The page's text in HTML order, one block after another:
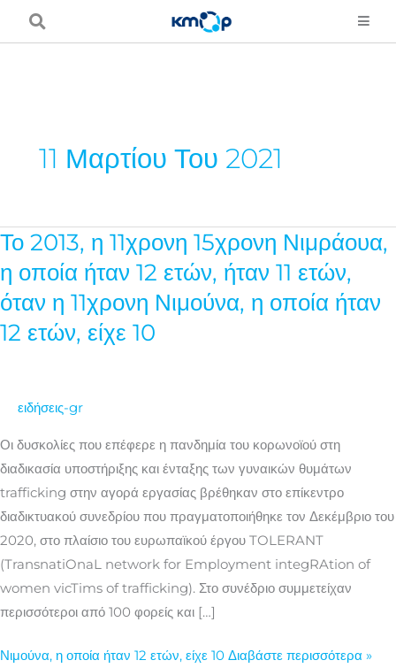
Μετάβαση
11 Μαρτίου Του 2021
Το 2013, η 11χρονη 15χρονη Νιμράουα,
η οποία ήταν 12 ετών, ήταν 11 ετών,
όταν η 11χρονη Νιμούνα, η οποία ήταν
12 ετών, είχε 10
ειδήσεις-gr
Οι δυσκολίες που επέφερε η πανδημία του κορωνοϊού στη
διαδικασία υποστήριξης και ένταξης των γυναικών θυμάτων
trafficking στην αγορά εργασίας βρέθηκαν στο επίκεντρο
διαδικτυακού συνεδρίου που πραγματοποιήθηκε τον Δεκέμβριο του
2020, στο πλαίσιο του ευρωπαϊκού έργου TOLERANT
(TransnatiOnaL network for Employment integRAtion of
women vicTims of trafficking). Στο συνέδριο συμμετείχαν
περισσότεροι από 100 φορείς και […]
Το
η
11χρονη
15χρονη
οποία
12
ετών,
ήταν
11
ετών,
όταν
η
11χρονη
Νιμούνα, η οποία ήταν 12 ετών, είχε 10 Διαβάστε περισσότερα »